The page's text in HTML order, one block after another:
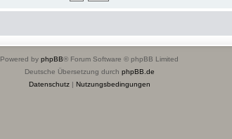
Powered by phpBB® Forum Software © phpBB Limited
Deutsche Übersetzung durch phpBB.de
Datenschutz| Nutzungsbedingungen